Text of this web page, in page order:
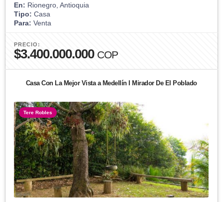
En: Rionegro, Antioquia
Tipo: Casa
Para: Venta
PRECIO:
$3.400.000.000 COP
Casa Con La Mejor Vista a Medellín I Mirador De El Poblado
Tere Robles